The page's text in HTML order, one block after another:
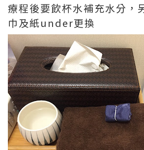
療程後要飲杯水補充水分，
巾及紙under更換